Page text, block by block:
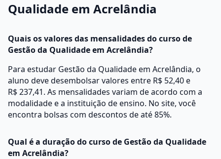
Qualidade em Acrelândia
Quais os valores das mensalidades do curso de
Gestão da Qualidade em Acrelândia?
Para estudar Gestão da Qualidade em Acrelândia, o
aluno deve desembolsar valores entre R$ 52,40 e
R$ 237,41. As mensalidades variam de acordo com a
modalidade e a instituição de ensino. No site, você
encontra bolsas com descontos de até 85%.
Qual é a duração do curso de Gestão da Qualidade
em Acrelândia?